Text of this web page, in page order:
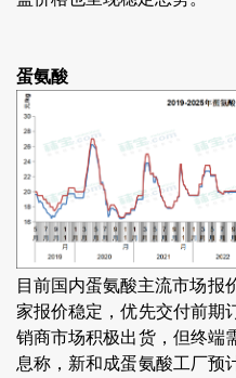
蛋氨酸
目前国内蛋氨酸主流市场报
家报价稳定，优先交付前期
销商市场积极出货，但终端
息称，新和成蛋氨酸工厂预